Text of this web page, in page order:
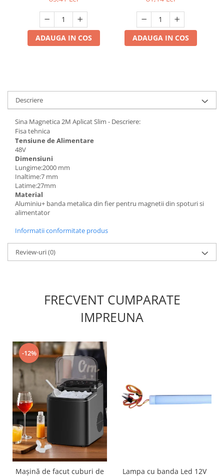
Cose / Coliere plastic
Pistoale de lipit si accesorii
Trepied
Ventilator
Lanterne
Accesorii camping
Conetica si conexiuni
Masina de facut gheata
Produse grele si voluminoase
Promotii
ADAUGA IN COS ADAUGA IN COS
Descriere
Sina Magnetica 2M Aplicat Slim - Descriere:
Fisa tehnica
Tensiune de Alimentare
48V
Dimensiuni
Lungime:2000 mm
Inaltime:7 mm
Latime:27mm
Material
Aluminiu+ banda metalica din fier pentru magnetii din spoturi si
alimentator
Informatii conformitate produs
Review-uri(0)
FRECVENT CUMPARATE
IMPREUNA
-12%
Mașină de facut cuburi de
Lampa cu banda Led 12V